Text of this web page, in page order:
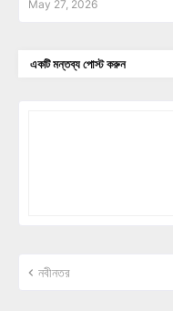
May 27, 2026
একটি মন্তব্য পোস্ট করুন
নবীনতর